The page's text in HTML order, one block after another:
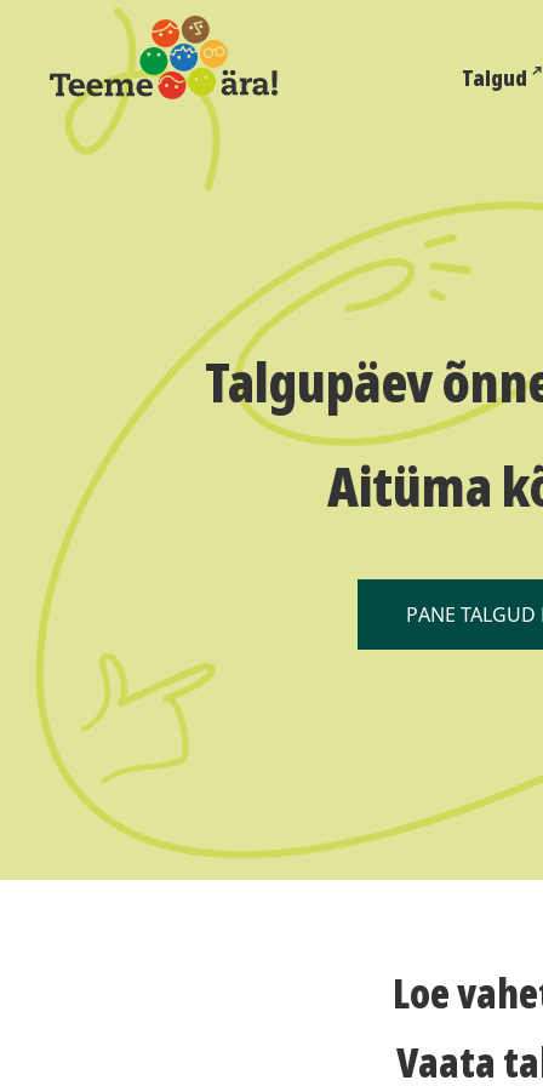
Talgud
Talgupäev
Aitüma
PANE TALGUD
Loe
Vaata